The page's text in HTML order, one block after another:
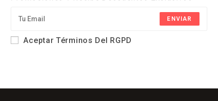
ENVIAR
Aceptar Términos Del RGPD